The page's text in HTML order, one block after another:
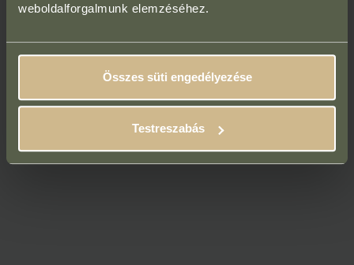
weboldalforgalmunk elemzéséhez.
Összes süti engedélyezése
Testreszabás